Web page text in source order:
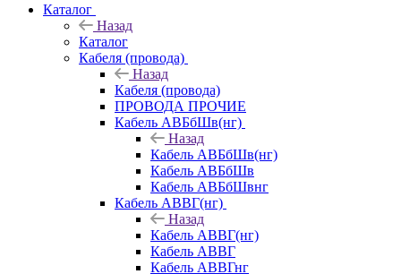
Каталог
Назад
Каталог
Кабеля (провода)
Назад
Кабеля (провода)
ПРОВОДА ПРОЧИЕ
Кабель АВБбШв(нг)
Назад
Кабель АВБбШв(нг)
Кабель АВБбШв
Кабель АВБбШвнг
Кабель АВВГ(нг)
Назад
Кабель АВВГ(нг)
Кабель АВВГ
Кабель АВВГнг